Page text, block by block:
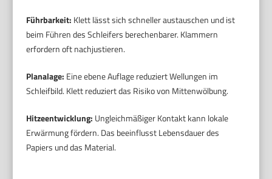
Führbarkeit: Klett lässt sich schneller austauschen und ist
beim Führen des Schleifers berechenbarer. Klammern
erfordern oft nachjustieren.
Planalage: Eine ebene Auflage reduziert Wellungen im
Schleifbild. Klett reduziert das Risiko von Mittenwölbung.
Hitzeentwicklung: Ungleichmäßiger Kontakt kann lokale
Erwärmung fördern. Das beeinflusst Lebensdauer des
Papiers und das Material.